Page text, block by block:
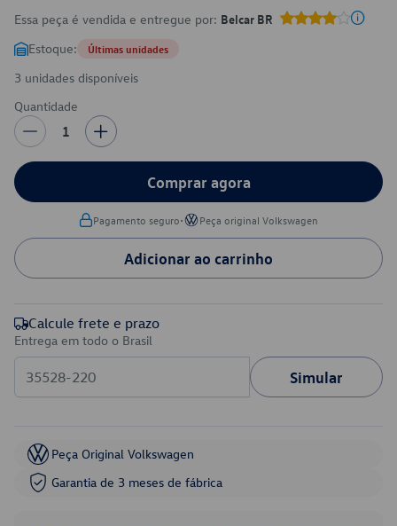
Essa peça é vendida e entregue por: Belcar BR
Estoque: Últimas unidades
3 unidades disponíveis
Quantidade
1
Comprar agora
Pagamento seguro• Peça original Volkswagen
Adicionar ao carrinho
Calcule frete e prazo
Entrega em todo o Brasil
Simular
Peça Original Volkswagen
Garantia de 3 meses de fábrica